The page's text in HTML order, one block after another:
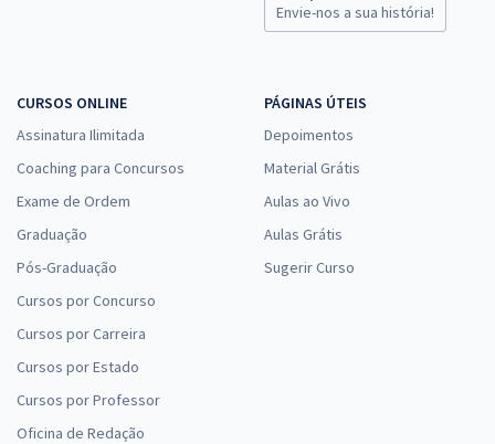
Envie-nos a sua história!
CURSOS ONLINE
Assinatura Ilimitada
Coaching para Concursos
Exame de Ordem
Graduação
Pós-Graduação
Cursos por Concurso
Cursos por Carreira
Cursos por Estado
Cursos por Professor
Oficina de Redação
PÁGINAS ÚTEIS
Depoimentos
Material Grátis
Aulas ao Vivo
Aulas Grátis
Sugerir Curso